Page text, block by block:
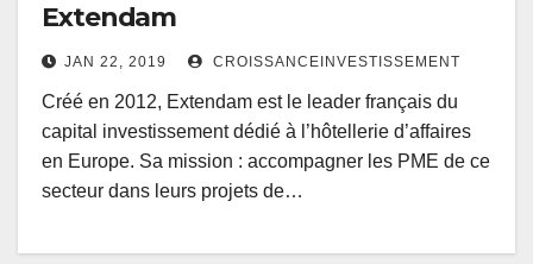
Extendam
JAN 22, 2019 CROISSANCEINVESTISSEMENT
Créé en 2012, Extendam est le leader français du
capital investissement dédié à l’hôtellerie d’affaires
en Europe. Sa mission : accompagner les PME de ce
secteur dans leurs projets de…